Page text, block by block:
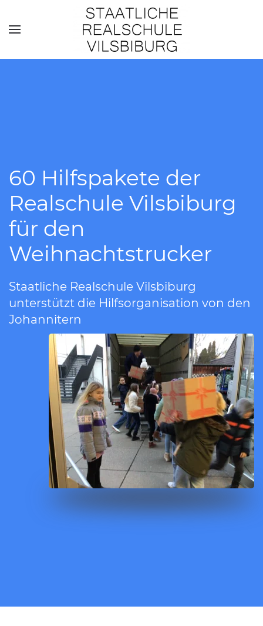
Skip to main content
60 Hilfspakete der
Realschule Vilsbiburg
für den
Weihnachtstrucker
Staatliche Realschule Vilsbiburg
unterstützt die Hilfsorganisation von den
Johannitern